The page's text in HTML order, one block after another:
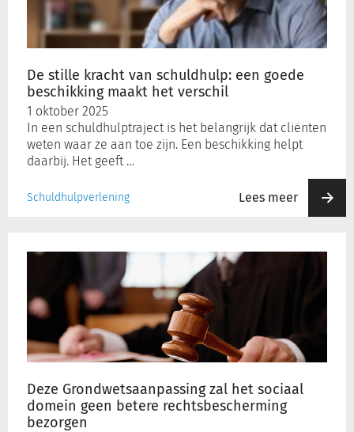
De stille kracht van schuldhulp: een goede
beschikking maakt het verschil
1 oktober 2025
In een schuldhulptraject is het belangrijk dat cliënten
weten waar ze aan toe zijn. Een beschikking helpt
daarbij. Het geeft …
Schuldhulpverlening Lees meer
goede
beschikking
maakt
het
verschil
Deze Grondwetsaanpassing zal het sociaal
domein geen betere rechtsbescherming
bezorgen
Grondwetsaanpassing
sociaal
geen
betere
rechtsbescherming
bezorgen